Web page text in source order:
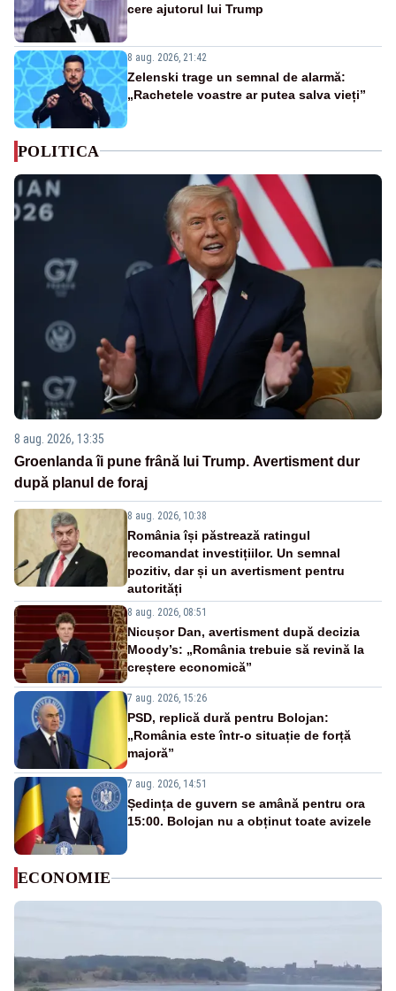
cere ajutorul lui Trump
8 aug. 2026, 21:42
Zelenski trage un semnal de alarmă:
„Rachetele voastre ar putea salva vieți”
POLITICA
8 aug. 2026, 13:35
Groenlanda îi pune frână lui Trump. Avertisment dur
după planul de foraj
8 aug. 2026, 10:38
România își păstrează ratingul
recomandat investițiilor. Un semnal
pozitiv, dar și un avertisment pentru
autorități
8 aug. 2026, 08:51
Nicușor Dan, avertisment după decizia
Moody’s: „România trebuie să revină la
creștere economică”
7 aug. 2026, 15:26
PSD, replică dură pentru Bolojan:
„România este într-o situație de forță
majoră”
7 aug. 2026, 14:51
Ședința de guvern se amână pentru ora
15:00. Bolojan nu a obținut toate avizele
ECONOMIE